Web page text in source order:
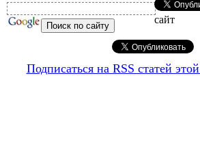
сайт
Подписаться на RSS статей